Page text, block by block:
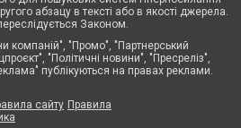
абзацу в тексті або в якості джерела.
Законом.
компаній", "Промо", "Партнерський
"Політичні новини", "Пресреліз",
публікуються на правах реклами.
сайту Правила